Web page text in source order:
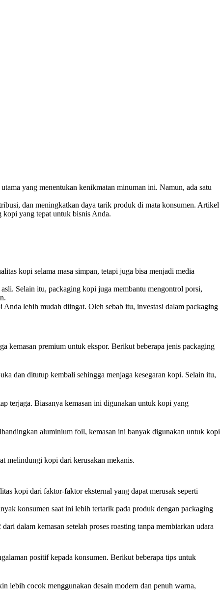
yang menentukan kenikmatan minuman ini. Namun, ada satu
dan meningkatkan daya tarik produk di mata konsumen. Artikel
kopi yang tepat untuk bisnis Anda.
kopi selama masa simpan, tetapi juga bisa menjadi media
Selain itu, packaging kopi juga membantu mengontrol porsi,
lebih mudah diingat. Oleh sebab itu, investasi dalam packaging
kemasan premium untuk ekspor. Berikut beberapa jenis packaging
dan ditutup kembali sehingga menjaga kesegaran kopi. Selain itu,
terjaga. Biasanya kemasan ini digunakan untuk kopi yang
aluminium foil, kemasan ini banyak digunakan untuk kopi
melindungi kopi dari kerusakan mekanis.
kopi dari faktor-faktor eksternal yang dapat merusak seperti
konsumen saat ini lebih tertarik pada produk dengan packaging
dalam kemasan setelah proses roasting tanpa membiarkan udara
positif kepada konsumen. Berikut beberapa tips untuk
lebih cocok menggunakan desain modern dan penuh warna,